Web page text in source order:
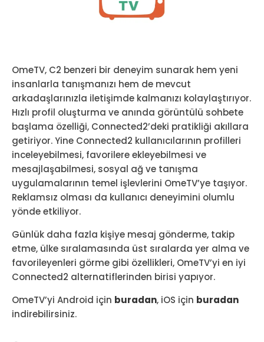
OmeTV, C2 benzeri bir deneyim sunarak hem yeni
insanlarla tanışmanızı hem de mevcut
arkadaşlarınızla iletişimde kalmanızı kolaylaştırıyor.
Hızlı profil oluşturma ve anında görüntülü sohbete
başlama özelliği, Connected2’deki pratikliği akıllara
getiriyor. Yine Connected2 kullanıcılarının profilleri
inceleyebilmesi, favorilere ekleyebilmesi ve
mesajlaşabilmesi, sosyal ağ ve tanışma
uygulamalarının temel işlevlerini OmeTV’ye taşıyor.
Reklamsız olması da kullanıcı deneyimini olumlu
yönde etkiliyor.
Günlük daha fazla kişiye mesaj gönderme, takip
etme, ülke sıralamasında üst sıralarda yer alma ve
favorileyenleri görme gibi özellikleri, OmeTV’yi en iyi
Connected2 alternatiflerinden birisi yapıyor.
OmeTV’yi Android için buradan, iOS için buradan
indirebilirsiniz.